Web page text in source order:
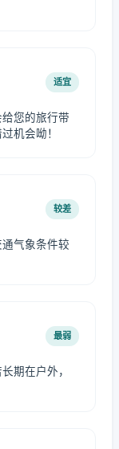
适宜
您的旅行带
机会呦！
较差
气象条件较
最弱
期在户外，